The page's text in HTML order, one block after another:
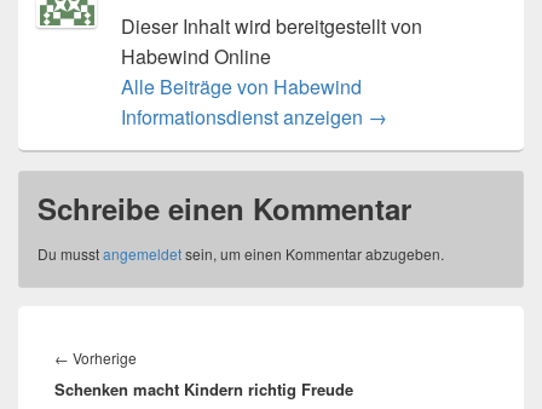
Dieser Inhalt wird bereitgestellt von
Habewind Online
Alle Beiträge von Habewind
Informationsdienst anzeigen →
Schreibe einen Kommentar
Du musstangemeldetsein, um einen Kommentar abzugeben.
← Vorherige
Beitrag:
Schenken macht Kindern richtig Freude